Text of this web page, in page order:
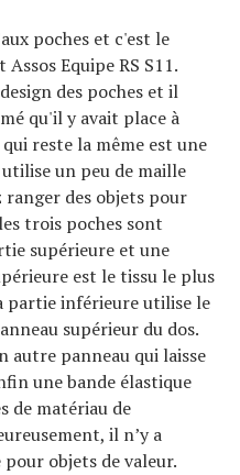
poches et c'est le
Equipe RS S11.
des poches et il
qu'il y avait place à
reste la même est une
un peu de maille
ranger des objets pour
trois poches sont
supérieure et une
est le tissu le plus
partie inférieure utilise le
supérieur du dos.
autre panneau qui laisse
une bande élastique
de matériau de
il n’y a
objets de valeur.